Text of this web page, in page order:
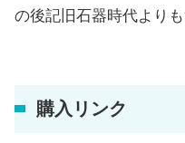
の後記旧石器時代より
購入リンク